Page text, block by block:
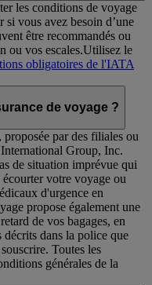
les conditions de voyage
si vous avez besoin d’une
être recommandés ou
ou vos escales.Utilisez le
obligatoires de l'IATA
de voyage ?
par des filiales ou
Group, Inc.
de situation imprévue qui
votre voyage ou
d'urgence en
propose également une
de vos bagages, en
décrits dans la police que
Toutes les
générales de la